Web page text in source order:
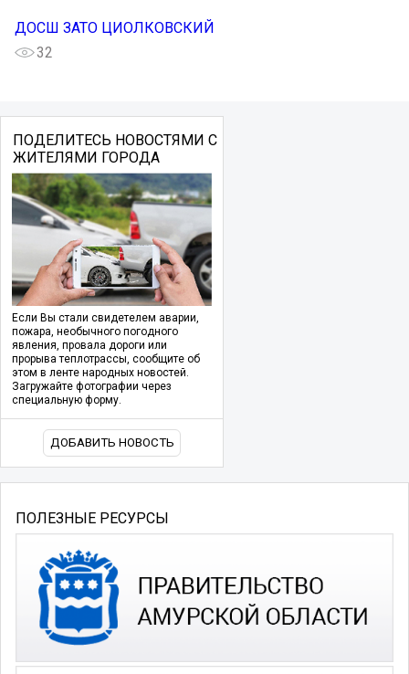
ДОСШ ЗАТО ЦИОЛКОВСКИЙ
32
ПОДЕЛИТЕСЬ НОВОСТЯМИ С
ЖИТЕЛЯМИ ГОРОДА
Если Вы стали свидетелем аварии,
пожара, необычного погодного
явления, провала дороги или
прорыва теплотрассы, сообщите об
этом в ленте народных новостей.
Загружайте фотографии через
специальную форму.
ДОБАВИТЬ НОВОСТЬ
ПОЛЕЗНЫЕ РЕСУРСЫ